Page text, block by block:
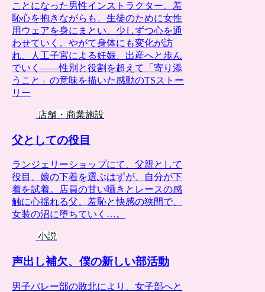
ことになった男性インストラクター。羞
恥心を抱きながらも、生徒のために女性
用ウェアを身にまとい、少しずつ心を通
わせていく。やがて身体にも変化が訪
れ、人工子宮による妊娠、出産へと歩ん
でいく――性別と役割を超えて「寄り添
うこと」の意味を描いた感動のTSストー
リー
店舗・商業施設
父としての役目
ランジェリーショップにて、父親として
役目、娘の下着を選ぶはずが、自分が下
着を試着。店員の甘い囁きとレースの感
触に心揺れる父。羞恥と快感の狭間で、
女装の沼に堕ちていく…。
小説
声出し補欠、僕の新しい部活動
男子バレー部の敗北により、女子部へと